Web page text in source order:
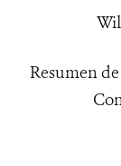
Resumen